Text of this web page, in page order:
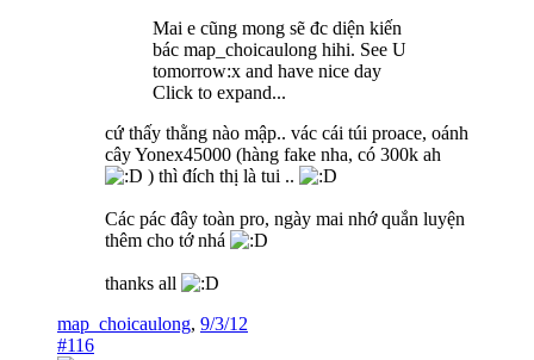
Mai e cũng mong sẽ đc diện kiến
bác map_choicaulong hihi. See U
tomorrow:x and have nice day
Click to expand...
cứ thấy thằng nào mập.. vác cái túi proace, oánh
cây Yonex45000 (hàng fake nha, có 300k ah
) thì đích thị là tui ..
Các pác đây toàn pro, ngày mai nhớ quắn luyện
thêm cho tớ nhá
thanks all
map_choicaulong, 9/3/12
#116